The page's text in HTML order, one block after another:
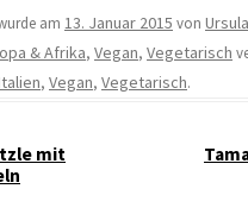
am 13. Januar 2015 von Ursula
& Afrika, Vegan, Vegetarisch
, Vegan, Vegetarisch.
mit